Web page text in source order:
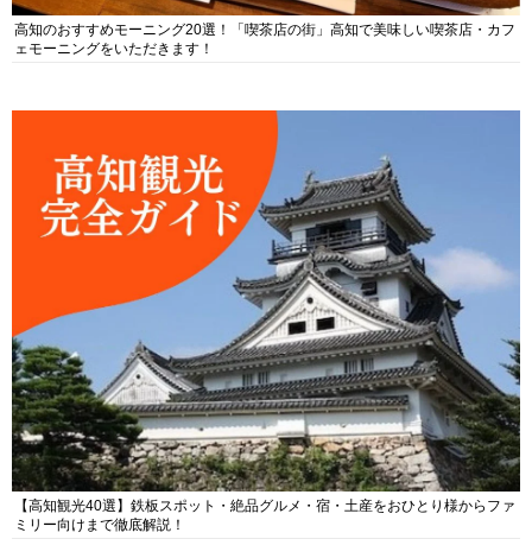
高知のおすすめモーニング20選！「喫茶店の街」高知で美味しい喫茶店・カフ
ェモーニングをいただきます！
【高知観光40選】鉄板スポット・絶品グルメ・宿・土産をおひとり様からファ
ミリー向けまで徹底解説！